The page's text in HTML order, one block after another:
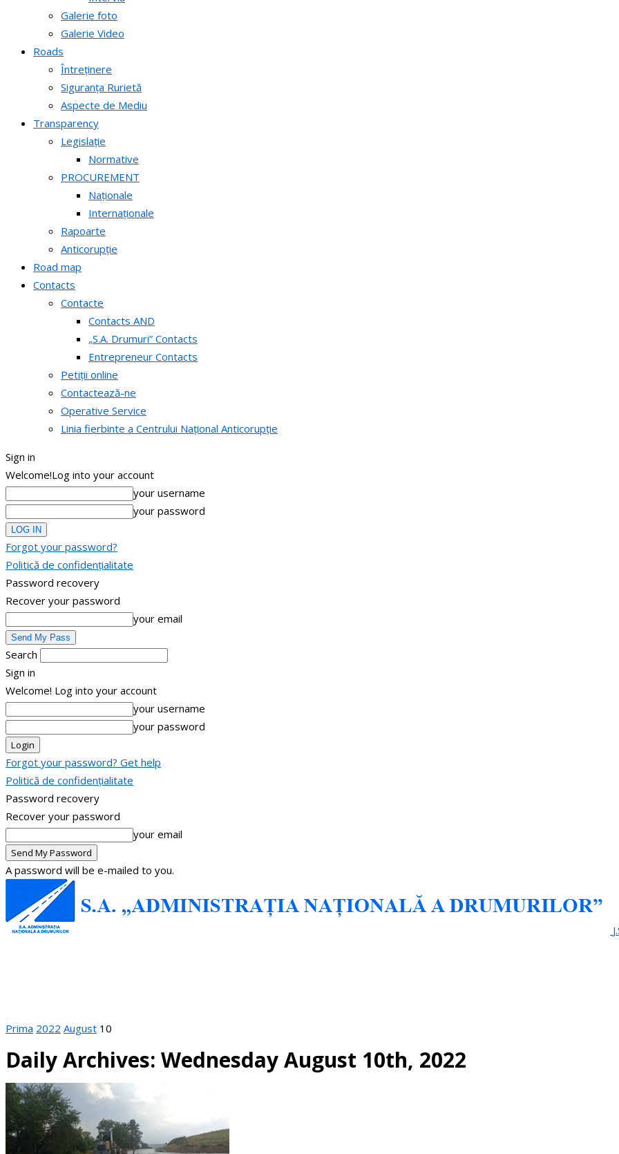
Galerie foto
Galerie Video
Roads
Întreținere
Siguranța Rurietă
Aspecte de Mediu
Transparency
Legislație
Normative
PROCUREMENT
Naționale
Internaționale
Rapoarte
Anticorupție
Road map
Contacts
Contacte
Contacts AND
„S.A. Drumuri” Contacts
Entrepreneur Contacts
Petiții online
Contactează-ne
Operative Service
Linia fierbinte a Centrului Național Anticorupție
Sign in
Welcome!Log into your account
your username
your password
Forgot your password?
Politică de confidențialitate
Password recovery
Recover your password
your email
Search
Sign in
Welcome! Log into your account
your username
your password
Forgot your password? Get help
Politică de confidențialitate
Password recovery
Recover your password
your email
A password will be e-mailed to you.
Prima 2022 August 10
Daily Archives: Wednesday August 10th, 2022